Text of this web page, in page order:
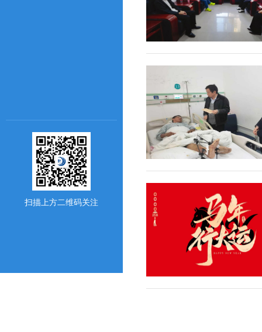
扫描上方二维码关注